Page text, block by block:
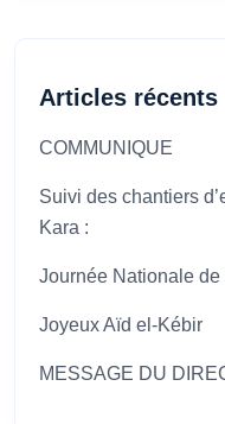
Articles récents
COMMUNIQUE
Suivi des chantiers
Kara :
Journée Nationale de
Joyeux Aïd el-Kébir
MESSAGE DU